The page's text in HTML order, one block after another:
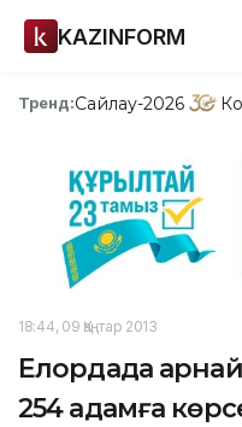
KAZINFORM
Тренд:Сайлау-2026
18:44, 09 Қаңтар 2013
Елордада
254 адамға